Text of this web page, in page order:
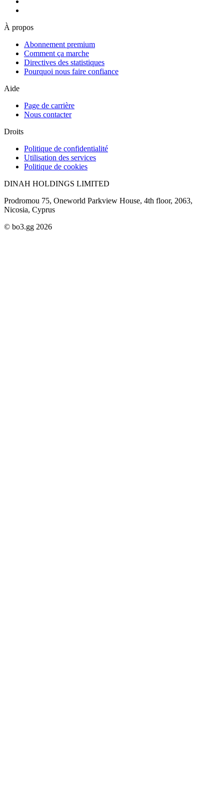
À propos
Abonnement premium
Comment ça marche
Directives des statistiques
Pourquoi nous faire confiance
Aide
Page de carrière
Nous contacter
Droits
Politique de confidentialité
Utilisation des services
Politique de cookies
DINAH HOLDINGS LIMITED
Prodromou 75, Oneworld Parkview House, 4th floor, 2063,
Nicosia, Cyprus
© bo3.gg 2026